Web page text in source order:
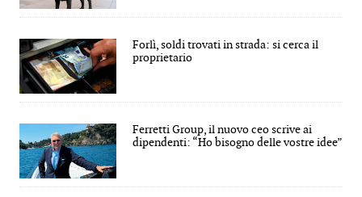
Forlì, soldi trovati in strada: si cerca il
proprietario
Ferretti Group, il nuovo ceo scrive ai
dipendenti: “Ho bisogno delle vostre idee”